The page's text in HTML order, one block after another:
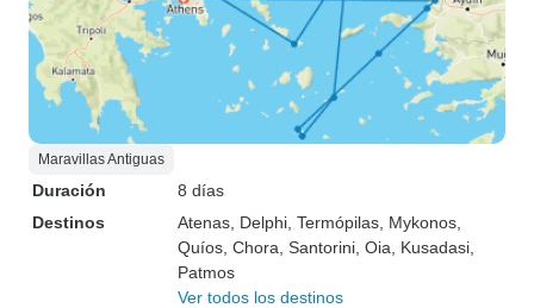
Maravillas Antiguas
Duración
8 días
Destinos
Atenas , Delphi , Termópilas , Mykonos
Quíos , Chora , Santorini , Oia , Kusadasi
Patmos
Ver todos los destinos